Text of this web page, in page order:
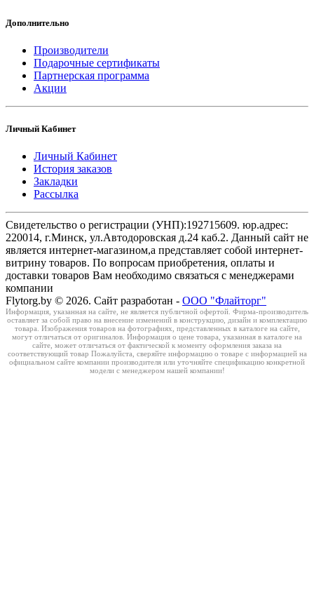
Дополнительно
Производители
Подарочные сертификаты
Партнерская программа
Акции
Личный Кабинет
Личный Кабинет
История заказов
Закладки
Рассылка
Свидетельство о регистрации (УНП):192715609. юр.адрес:
220014, г.Минск, ул.Автодоровская д.24 каб.2. Данный сайт не
является интернет-магазином,а представляет собой интернет-
витрину товаров. По вопросам приобретения, оплаты и
доставки товаров Вам необходимо связаться с менеджерами
компании
Flytorg.by © 2026. Сайт разработан - ООО "Флайторг"
Информация, указанная на сайте, не является публичной офертой. Фирма-производитель
оставляет за собой право на внесение изменений в конструкцию, дизайн и комплектацию
товара. Изображения товаров на фотографиях, представленных в каталоге на сайте,
могут отличаться от оригиналов. Информация о цене товара, указанная в каталоге на
сайте, может отличаться от фактической к моменту оформления заказа на
соответствующий товар Пожалуйста, сверяйте информацию о товаре с информацией на
официальном сайте компании производителя или уточняйте спецификацию конкретной
модели с менеджером нашей компании!